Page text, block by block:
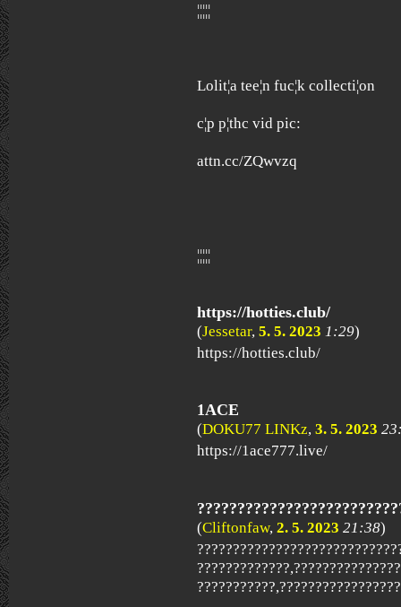
¦¦¦¦¦
Lolit¦a tee¦n fuc¦k collecti¦on
c¦p p¦thc vid pic:
attn.cc/ZQwvzq
¦¦¦¦¦
https://hotties.club/
(Jessetar, 5. 5. 2023 1:29)
https://hotties.club/
1ACE
(DOKU77 LINKz, 3. 5. 2023
https://1ace777.live/
(Cliftonfaw, 2. 5. 2023 21:38)